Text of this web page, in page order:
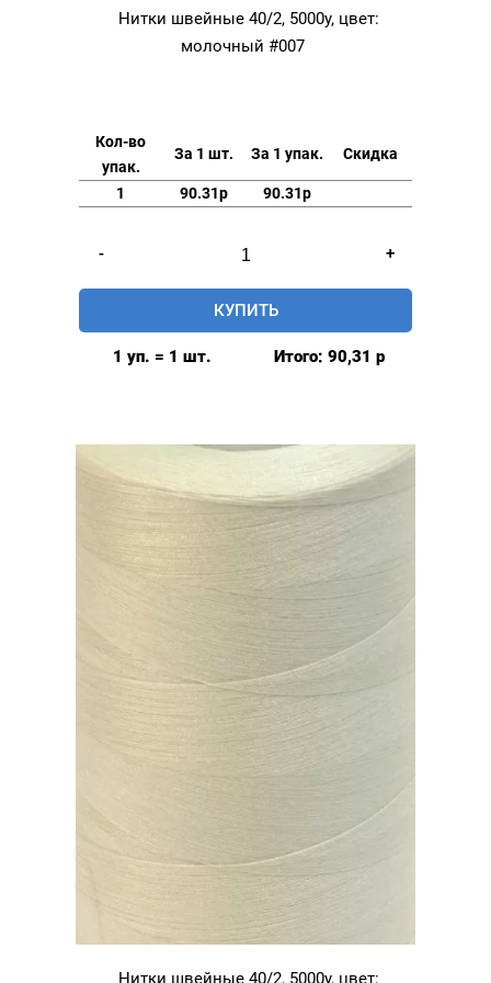
Нитки швейные 40/2, 5000у, цвет:
молочный #007
Кол-во
упак.
За 1 шт. За 1 упак. Скидка
1 90.31р 90.31р
-
товара
Нитки
швейные
#007
+
КУПИТЬ
1 уп. = 1 шт. Итого: 90,31 р
Нитки швейные 40/2, 5000у, цвет: